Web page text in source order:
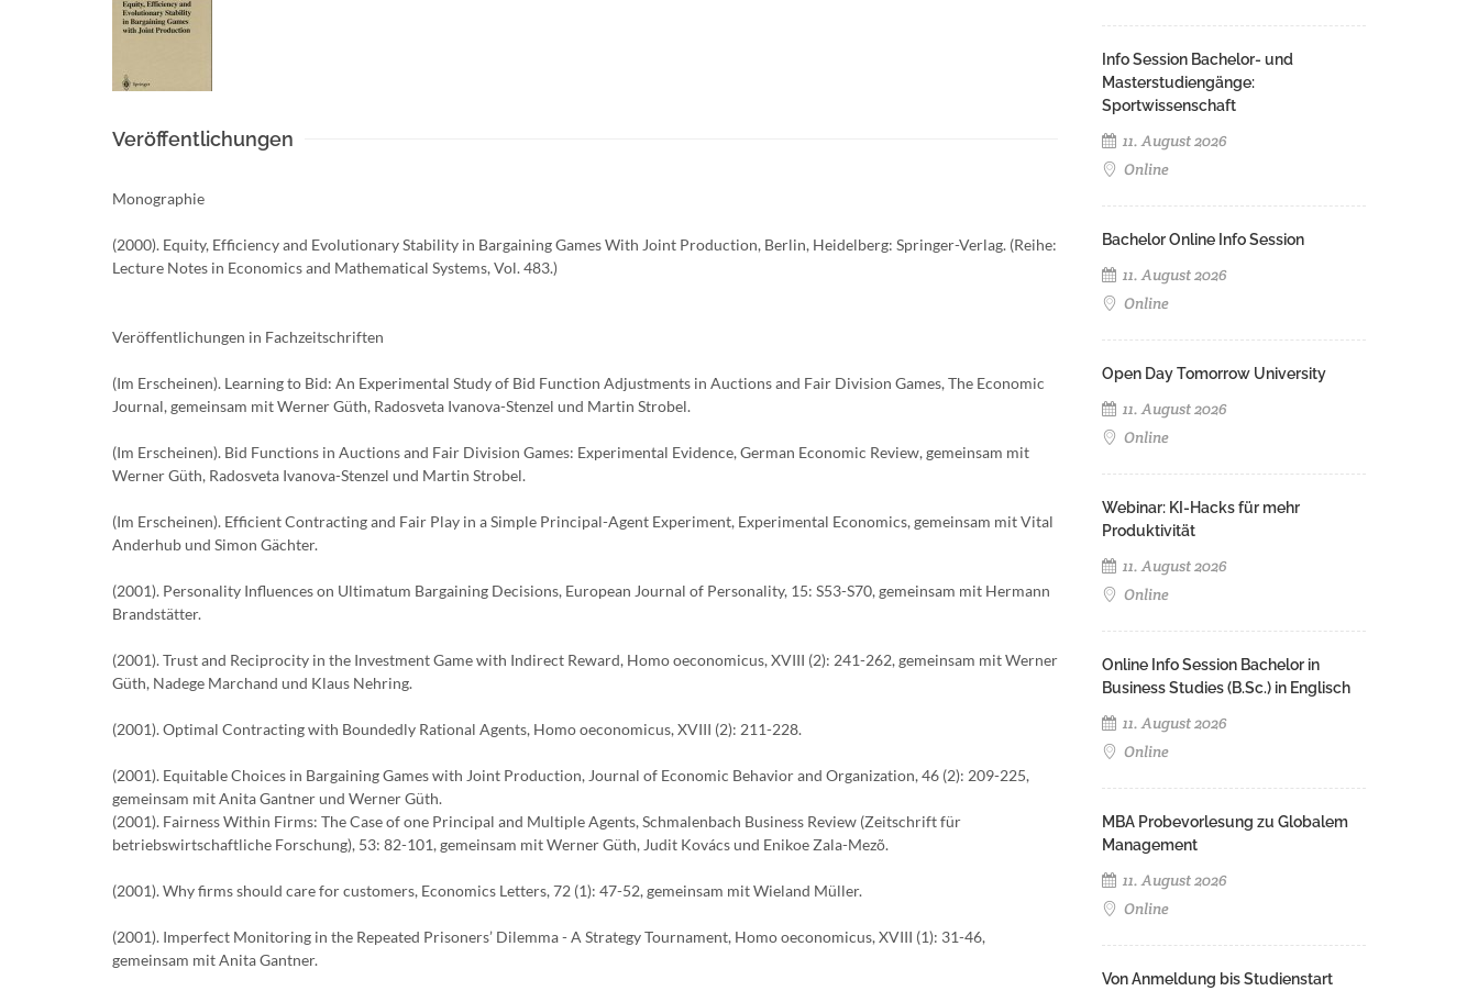
Veröffentlichungen
Monographie
(2000). Equity, Efficiency and Evolutionary Stability in Bargaining Games With Joint Production, Berlin, Heidelberg: Springer-Verlag. (Reihe:
Lecture Notes in Economics and Mathematical Systems, Vol. 483.)
Veröffentlichungen in Fachzeitschriften
(Im Erscheinen). Learning to Bid: An Experimental Study of Bid Function Adjustments in Auctions and Fair Division Games, The Economic
Journal, gemeinsam mit Werner Güth, Radosveta Ivanova-Stenzel und Martin Strobel.
(Im Erscheinen). Bid Functions in Auctions and Fair Division Games: Experimental Evidence, German Economic Review, gemeinsam mit
Werner Güth, Radosveta Ivanova-Stenzel und Martin Strobel.
(Im Erscheinen). Efficient Contracting and Fair Play in a Simple Principal-Agent Experiment, Experimental Economics, gemeinsam mit Vital
Anderhub und Simon Gächter.
(2001). Personality Influences on Ultimatum Bargaining Decisions, European Journal of Personality, 15: S53-S70, gemeinsam mit Hermann
Brandstätter.
(2001). Trust and Reciprocity in the Investment Game with Indirect Reward, Homo oeconomicus, XVIII (2): 241-262, gemeinsam mit Werner
Güth, Nadege Marchand und Klaus Nehring.
(2001). Optimal Contracting with Boundedly Rational Agents, Homo oeconomicus, XVIII (2): 211-228.
(2001). Equitable Choices in Bargaining Games with Joint Production, Journal of Economic Behavior and Organization, 46 (2): 209-225,
gemeinsam mit Anita Gantner und Werner Güth.
(2001). Fairness Within Firms: The Case of one Principal and Multiple Agents, Schmalenbach Business Review (Zeitschrift für
betriebswirtschaftliche Forschung), 53: 82-101, gemeinsam mit Werner Güth, Judit Kovács und Enikoe Zala-Mezõ.
(2001). Why firms should care for customers, Economics Letters, 72 (1): 47-52, gemeinsam mit Wieland Müller.
(2001). Imperfect Monitoring in the Repeated Prisoners’ Dilemma - A Strategy Tournament, Homo oeconomicus, XVIII (1): 31-46,
gemeinsam mit Anita Gantner.
Info Session Bachelor- und
Masterstudiengänge:
Sportwissenschaft
11. August 2026
Online
Bachelor Online Info Session
11. August 2026
Online
Open Day Tomorrow University
11. August 2026
Online
Webinar: KI-Hacks für mehr
Produktivität
11. August 2026
Online
Online Info Session Bachelor in
Business Studies (B.Sc.) in Englisch
11. August 2026
Online
MBA Probevorlesung zu Globalem
Management
11. August 2026
Online
Von Anmeldung bis Studienstart